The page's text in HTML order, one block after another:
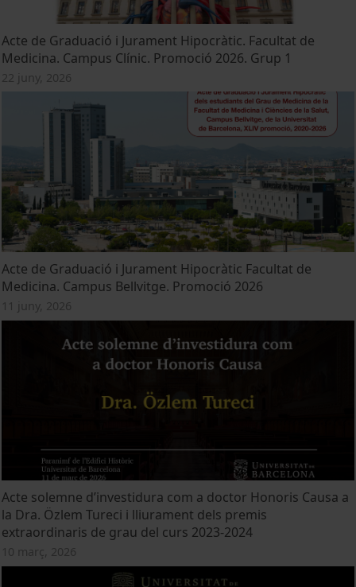
Acte de Graduació i Jurament Hipocràtic. Facultat de
Medicina. Campus Clínic. Promoció 2026. Grup 1
22 juny, 2026
Acte de Graduació i Jurament Hipocràtic Facultat de
Medicina. Campus Bellvitge. Promoció 2026
11 juny, 2026
Acte solemne d’investidura com a doctor Honoris Causa a
la Dra. Özlem Tureci i lliurament dels premis
extraordinaris de grau del curs 2023-2024
10 març, 2026